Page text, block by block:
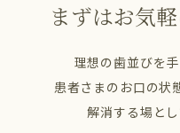
まずはお気
理想の歯並びを
患者さまのお口の状
解消する場と